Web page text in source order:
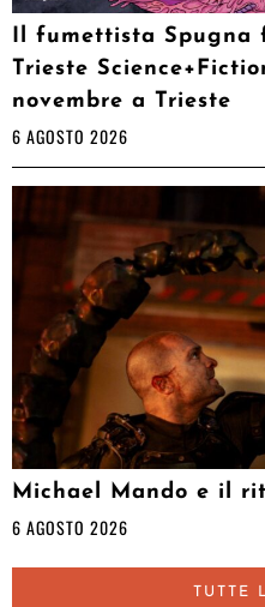
Il fumettista Spugna
Trieste
novembre a Trieste
6 AGOSTO 2026
Michael Mando e il
6 AGOSTO 2026
TUTTE